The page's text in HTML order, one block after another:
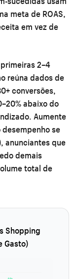
meta de ROAS,
em vez de
2–4
reúna dados de
conversões,
abaixo do
Aumente
se
anunciantes que
demais
total de
Shopping
Gasto)
6,8x